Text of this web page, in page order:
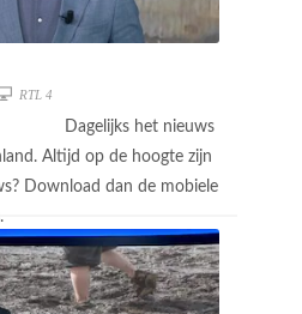
RTL 4
Dagelijks het nieuws
Altijd op de hoogte zijn
Download dan de mobiele